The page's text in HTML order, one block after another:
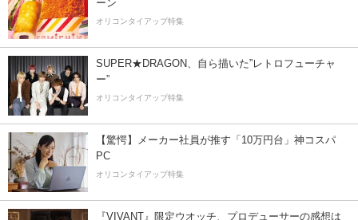
ーン
オリコンタイアップ特集
SUPER★DRAGON、自ら描いた”レトロフューチャ
ー”
オリコンタイアップ特集
【驚愕】メーカー社員が推す「10万円台」神コスパ
PC
オリコンタイアップ特集
『VIVANT』限定ウオッチ、プロデューサーの感想は